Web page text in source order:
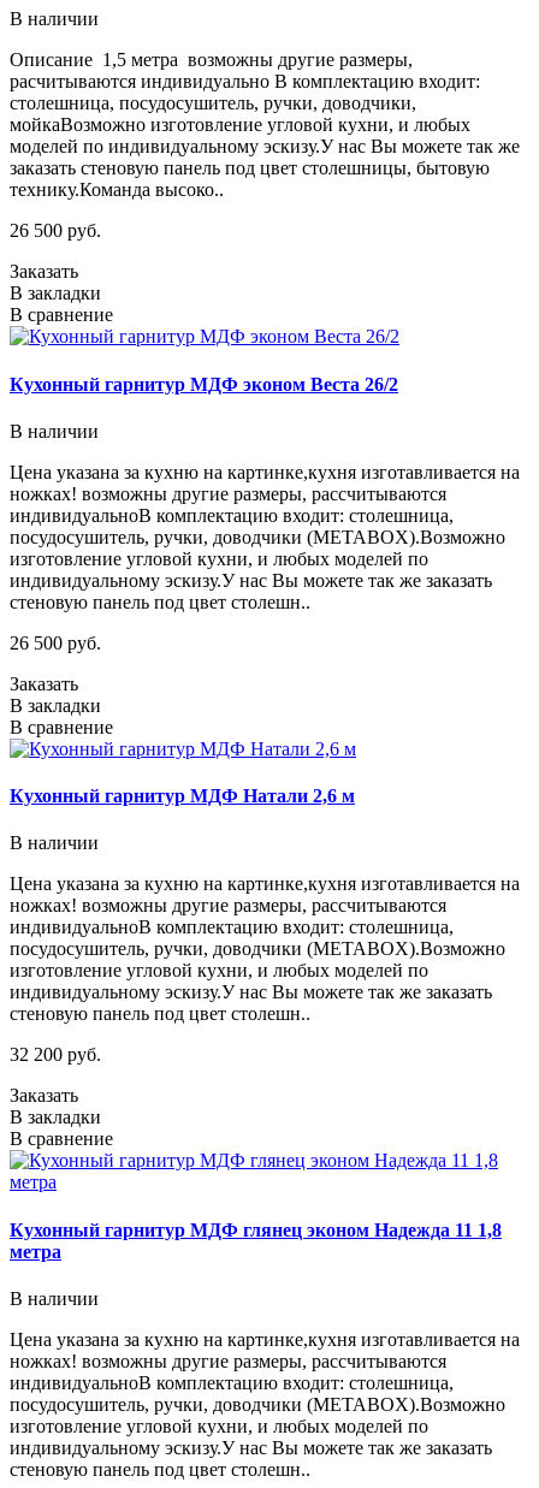
В наличии
Описание 1,5 метра возможны другие размеры,
расчитываются индивидуально В комплектацию входит:
столешница, посудосушитель, ручки, доводчики,
мойкаВозможно изготовление угловой кухни, и любых
моделей по индивидуальному эскизу.У нас Вы можете так же
заказать стеновую панель под цвет столешницы, бытовую
технику.Команда высоко..
26 500 руб.
Заказать
В закладки
В сравнение
Кухонный гарнитур МДФ эконом Веста 26/2
В наличии
Цена указана за кухню на картинке,кухня изготавливается на
ножках! возможны другие размеры, рассчитываются
индивидуальноВ комплектацию входит: столешница,
посудосушитель, ручки, доводчики (METABOX).Возможно
изготовление угловой кухни, и любых моделей по
индивидуальному эскизу.У нас Вы можете так же заказать
стеновую панель под цвет столешн..
26 500 руб.
Заказать
В закладки
В сравнение
Кухонный гарнитур МДФ Натали 2,6 м
В наличии
Цена указана за кухню на картинке,кухня изготавливается на
ножках! возможны другие размеры, рассчитываются
индивидуальноВ комплектацию входит: столешница,
посудосушитель, ручки, доводчики (METABOX).Возможно
изготовление угловой кухни, и любых моделей по
индивидуальному эскизу.У нас Вы можете так же заказать
стеновую панель под цвет столешн..
32 200 руб.
Заказать
В закладки
В сравнение
Кухонный гарнитур МДФ глянец эконом Надежда 11 1,8
метра
В наличии
Цена указана за кухню на картинке,кухня изготавливается на
ножках! возможны другие размеры, рассчитываются
индивидуальноВ комплектацию входит: столешница,
посудосушитель, ручки, доводчики (METABOX).Возможно
изготовление угловой кухни, и любых моделей по
индивидуальному эскизу.У нас Вы можете так же заказать
стеновую панель под цвет столешн..